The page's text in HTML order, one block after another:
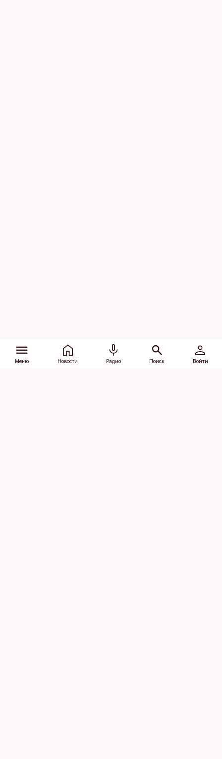
Меню Новости Радио Поиск Войти